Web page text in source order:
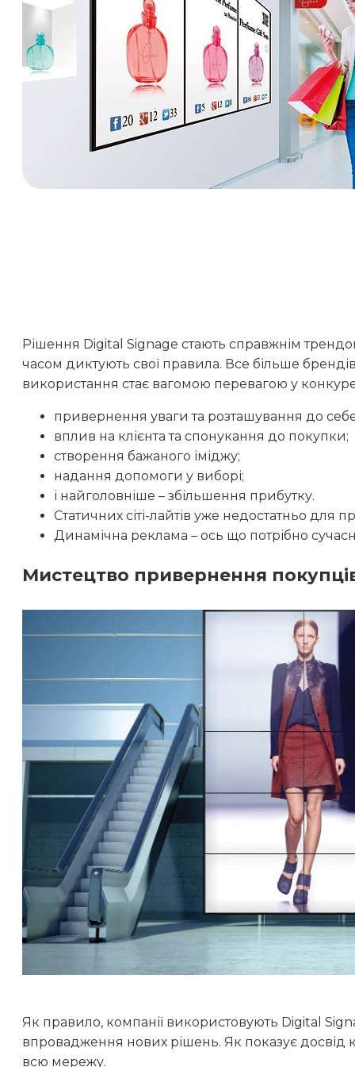
Рішення Digital Signage стають справжнім
часом диктують свої правила. Все більше
використання стає вагомою перевагою у
привернення уваги та розташування до
вплив на клієнта та спонукання до покупки;
створення бажаного іміджу;
надання допомоги у виборі;
і найголовніше – збільшення прибутку.
Статичних сіті-лайтів уже недостатньо для
Динамічна реклама – ось що потрібно
Мистецтво привернення
Як правило, компанії використовують Digital
впровадження нових рішень. Як показує досвід
всю мережу.